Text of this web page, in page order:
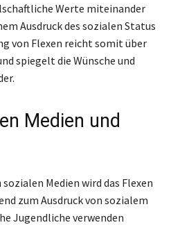
Werte miteinander
Ausdruck des sozialen Status
von Flexen reicht somit über
spiegelt die Wünsche und
Medien und
Medien wird das Flexen
zum Ausdruck von sozialem
Jugendliche verwenden